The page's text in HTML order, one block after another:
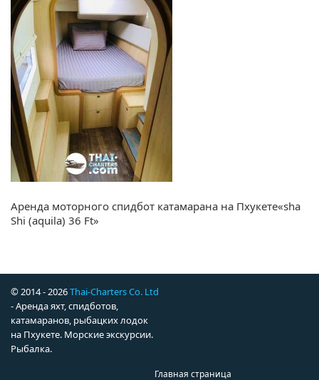
Аренда моторного спидбот катамарана на Пхукете«sha
Shi (aquila) 36 Ft»
© 2014 - 2026Thai-Charters Co. Ltd
- Аренда яхт, спидботов,
катамаранов, рыбацких лодок
на Пхукете. Морские экскурсии.
Рыбалка.
Главная страница